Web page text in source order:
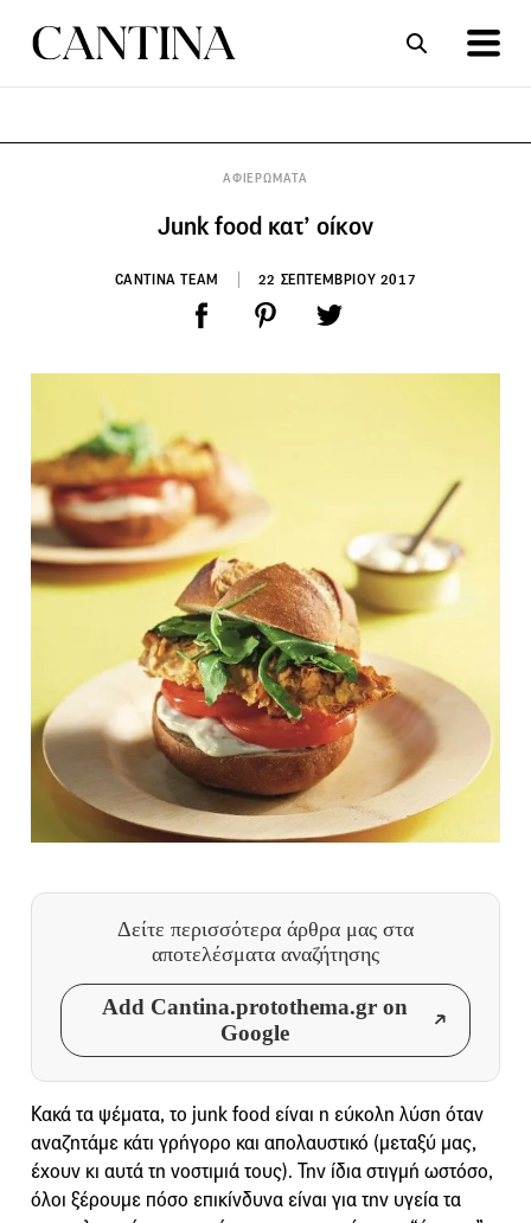
ΑΦΙΕΡΩΜΑΤΑ
Junk food κατ’ οίκον
CANTINA TEAM 22 ΣΕΠΤΕΜΒΡΙΟΥ 2017
Δείτε περισσότερα άρθρα μας στα
αποτελέσματα αναζήτησης
Add Cantina.protothema.gr on
Google
Κακά τα ψέματα, το junk food είναι η εύκολη λύση όταν
αναζητάμε κάτι γρήγορο και απολαυστικό (μεταξύ μας,
έχουν κι αυτά τη νοστιμιά τους). Την ίδια στιγμή ωστόσο,
όλοι ξέρουμε πόσο επικίνδυνα είναι για την υγεία τα